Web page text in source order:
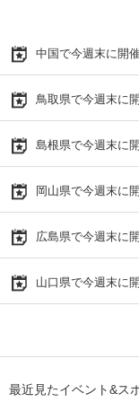
中国で今週末に開
鳥取県で今週末に
島根県で今週末に
岡山県で今週末に
広島県で今週末に
山口県で今週末に
最近見たイベント&ス